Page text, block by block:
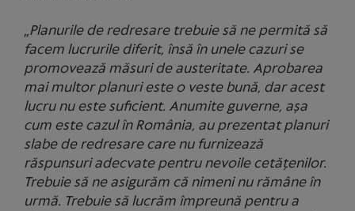
„Planurile de redresare trebuie să ne permită să
facem lucrurile diferit, însă în unele cazuri se
promovează măsuri de austeritate. Aprobarea
mai multor planuri este o veste bună, dar acest
lucru nu este suficient. Anumite guverne, așa
cum este cazul în România, au prezentat planuri
slabe de redresare care nu furnizează
răspunsuri adecvate pentru nevoile cetățenilor.
Trebuie să ne asigurăm că nimeni nu rămâne în
urmă. Trebuie să lucrăm împreună pentru a